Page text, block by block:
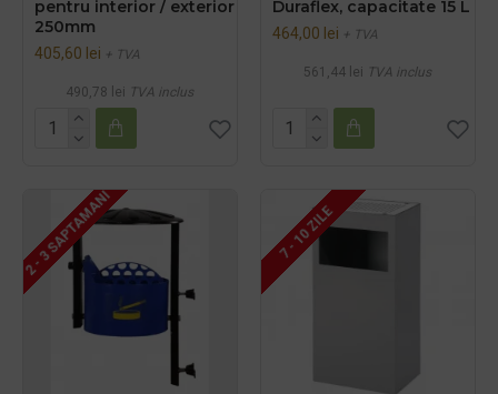
pentru interior / exterior
250mm
405,60 lei + TVA
490,78 lei TVA inclus
Duraflex, capacitate 15 L
464,00 lei + TVA
561,44 lei TVA inclus
2 - 3 SAPTAMANI 7 - 10 ZILE